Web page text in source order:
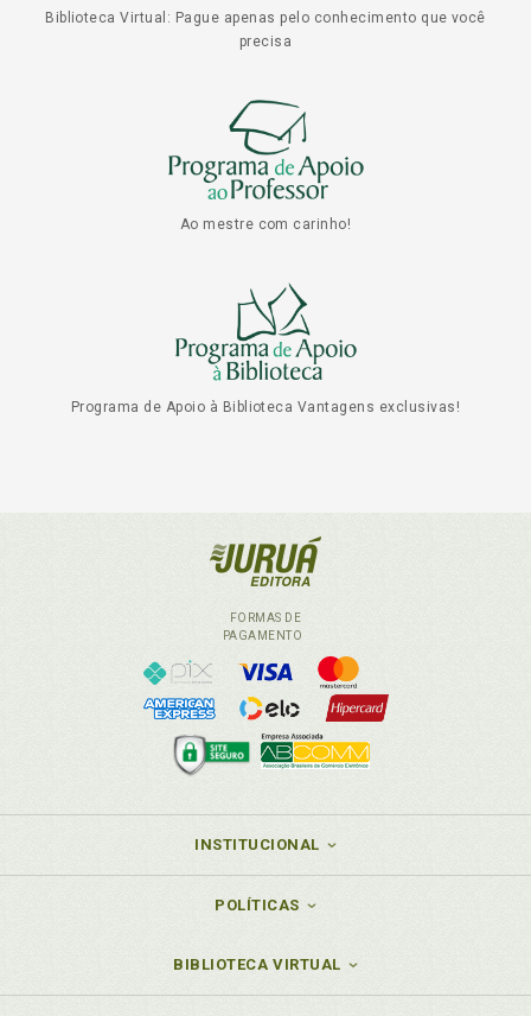
Biblioteca Virtual: Pague apenas pelo conhecimento que você
precisa
Ao mestre com carinho!
Programa de Apoio à Biblioteca Vantagens exclusivas!
FORMAS DE
PAGAMENTO
INSTITUCIONAL
POLÍTICAS
BIBLIOTECA VIRTUAL